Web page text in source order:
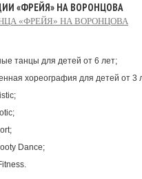
«ФРЕЙЯ» НА ВОРОНЦОВА
«ФРЕЙЯ» НА ВОРОНЦОВА
танцы для детей от 6 лет;
хореография для детей от 3
Dance;